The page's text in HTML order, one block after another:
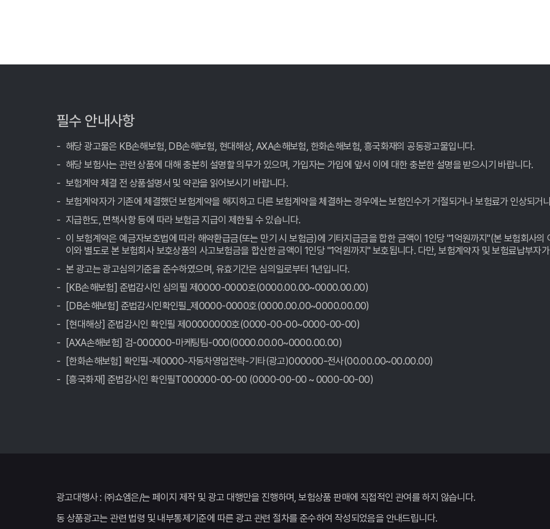
필수 안내사항
해당 광고물은 KB손해보험, DB손해보험, 현대해상, AXA손해보험, 한화손해보험, 흥국화재의 공동광고물입니다.
해당 보험사는 관련 상품에 대해 충분히 설명할 의무가 있으며, 가입자는 가입에 앞서 이에 대한 충분한 설명을 받으시기 바랍니다.
보험계약 체결 전 상품설명서 및 약관을 읽어보시기 바랍니다.
보험계약자가 기존에 체결했던 보험계약을 해지하고 다른 보험계약을 체결하는 경우에는 보험인수가 거절되거나 보험료가 인상되거
지급한도, 면책사항 등에 따라 보험금 지급이 제한될 수 있습니다.
이 보험계약은 예금자보호법에 따라 해약환급금(또는 만기 시 보험금)에 기타지급금을 합한 금액이 1인당 "1억원까지"(본 보험회사의
이와 별도로 본 보험회사 보호상품의 사고보험금을 합산한 금액이 1인당 "1억원까지" 보호됩니다. 다만, 보험계약자 및 보험료납부자
본 광고는 광고심의기준을 준수하였으며, 유효기간은 심의일로부터 1년입니다.
[KB손해보험] 준법감시인 심의필 제0000-0000호(0000.00.00~0000.00.00)
[DB손해보험] 준법감시인확인필_제0000-0000호(0000.00.00~0000.00.00)
[현대해상] 준법감시인 확인필 제00000000호(0000-00-00~0000-00-00)
[AXA손해보험] 검-000000-마케팅팀-000(0000.00.00~0000.00.00)
[한화손해보험] 확인필-제0000-자동차영업전략-기타(광고)000000-전사(00.00.00~00.00.00)
[흥국화재] 준법감시인 확인필T000000-00-00 (0000-00-00 ~ 0000-00-00)
광고대행사 : ㈜쇼엠은/는 페이지 제작 및 광고 대행만을 진행하며, 보험상품 판매에 직접적인 관여를 하지 않습니다.
동 상품광고는 관련 법령 및 내부통제기준에 따른 광고 관련 절차를 준수하여 작성되었음을 안내드립니다.